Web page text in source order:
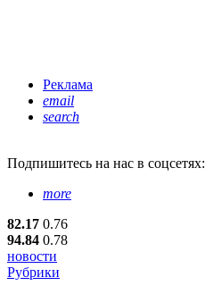
Реклама
email
search
Подпишитесь на нас в соцсетях:
more
82.17 0.76
94.84 0.78
новости
Рубрики